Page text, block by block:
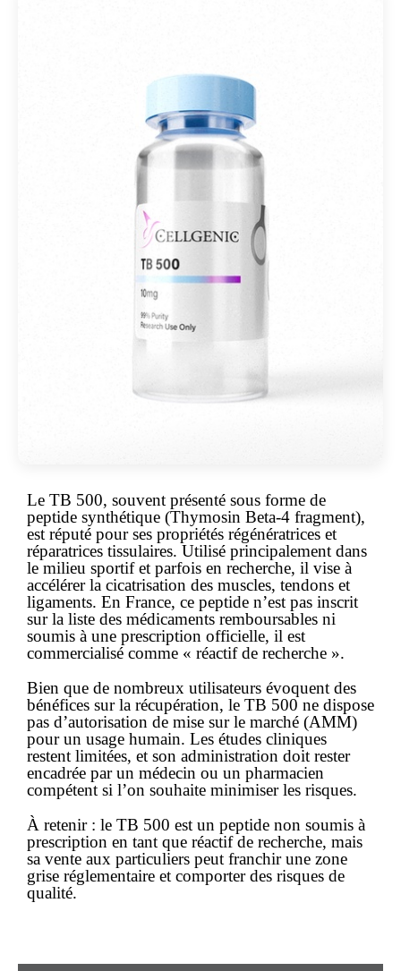
Le TB 500, souvent présenté sous forme de
peptide synthétique (Thymosin Beta-4 fragment),
est réputé pour ses propriétés régénératrices et
réparatrices tissulaires. Utilisé principalement dans
le milieu sportif et parfois en recherche, il vise à
accélérer la cicatrisation des muscles, tendons et
ligaments. En France, ce peptide n’est pas inscrit
sur la liste des médicaments remboursables ni
soumis à une prescription officielle, il est
commercialisé comme « réactif de recherche ».
Bien que de nombreux utilisateurs évoquent des
bénéfices sur la récupération, le TB 500 ne dispose
pas d’autorisation de mise sur le marché (AMM)
pour un usage humain. Les études cliniques
restent limitées, et son administration doit rester
encadrée par un médecin ou un pharmacien
compétent si l’on souhaite minimiser les risques.
À retenir : le TB 500 est un peptide non soumis à
prescription en tant que réactif de recherche, mais
sa vente aux particuliers peut franchir une zone
grise réglementaire et comporter des risques de
qualité.